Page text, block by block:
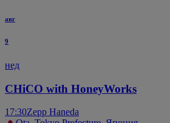
авг
9
нед
CHiCO with HoneyWorks
17:30Zepp Haneda